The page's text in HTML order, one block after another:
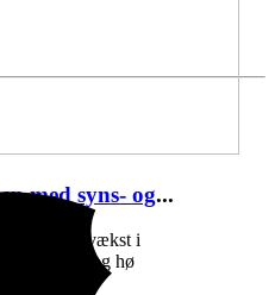
med syns- og...
ringe vækst i
med syns- og hø
maj , 2017